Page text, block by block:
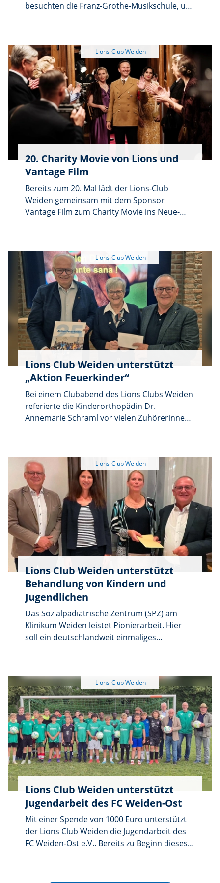
besuchten die Franz-Grothe-Musikschule, um
Euro war laut Thorsten Willecke, dem Leiter
der Musikschule bestens mit der Anschaffung
von drei Steirischen Harmonikas angelegt.
20. Charity Movie von Lions und
Vantage Film
Bereits zum 20. Mal lädt der Lions-Club
Weiden gemeinsam mit dem Sponsor
Vantage Film zum Charity Movie ins Neue-
Goebbels, dem nationalsozialistischen
Propagandaminister, von 1938 bis 1945
beleuchtet.
Lions Club Weiden unterstützt
„Aktion Feuerkinder“
Bei einem Clubabend des Lions Clubs Weiden
referierte die Kinderorthopädin Dr.
Annemarie Schraml vor vielen Zuhörerinnen
am Rummelsberger Krankenhaus, gehörte zu
den Mitbegründern der Idee, in Tansania
Kinder nach schweren Verbrennungen durch
offene Feuerstellen zu operieren und durch
die massiven Vernarbungen entstandene
Bewegungseinschränkungen von Gelenken zu
behandeln.
Lions Club Weiden unterstützt
Behandlung von Kindern und
Jugendlichen
Das Sozialpädiatrische Zentrum (SPZ) am
Klinikum Weiden leistet Pionierarbeit. Hier
soll ein deutschlandweit einmaliges
Bewegungsapparat untersucht werden.
Bereits jetzt leistet das SPZ wegweisende und
in der Region nicht mehr wegzudenkende
Hilfe bei Auffälligkeiten und Störungen in der
Entwicklung, bei chronischen Erkrankungen,
körperlicher oder geistiger Fehlbildung.
Lions Club Weiden unterstützt
Jugendarbeit des FC Weiden-Ost
Mit einer Spende von 1000 Euro unterstützt
der Lions Club Weiden die Jugendarbeit des
FC Weiden-Ost e.V.. Bereits zu Beginn dieses